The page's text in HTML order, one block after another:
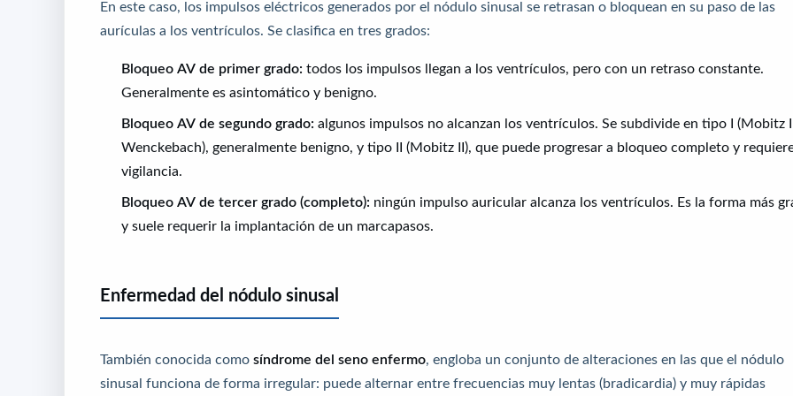
En este caso, los impulsos eléctricos generados por el nódulo sinusal se retrasan o bloquean en su paso de las
aurículas a los ventrículos. Se clasifica en tres grados:
Bloqueo AV de primer grado: todos los impulsos llegan a los ventrículos, pero con un retraso constante.
Generalmente es asintomático y benigno.
Bloqueo AV de segundo grado: algunos impulsos no alcanzan los ventrículos. Se subdivide en tipo I (Mobitz
Wenckebach), generalmente benigno, y tipo II (Mobitz II), que puede progresar a bloqueo completo y
vigilancia.
Bloqueo AV de tercer grado (completo): ningún impulso auricular alcanza los ventrículos. Es la forma más
y suele requerir la implantación de un marcapasos.
Enfermedad del nódulo sinusal
También conocida como síndrome del seno enfermo, engloba un conjunto de alteraciones en las que el nódulo
sinusal funciona de forma irregular: puede alternar entre frecuencias muy lentas (bradicardia) y muy rápidas